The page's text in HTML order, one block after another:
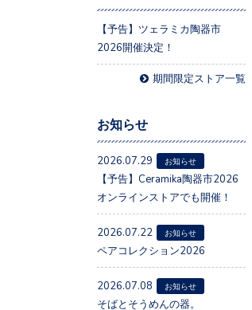
【予告】ツェラミカ陶器市
2026開催決定！
期間限定ストア一覧
お知らせ
2026.07.29 お知らせ
【予告】Ceramika陶器市2026
オンラインストアでも開催！
2026.07.22 お知らせ
ペアコレクション2026
2026.07.08 お知らせ
そばとそうめんの器。